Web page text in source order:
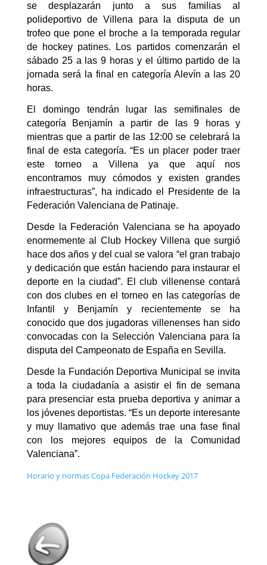
se desplazarán junto a sus familias al
polideportivo de Villena para la disputa de un
trofeo que pone el broche a la temporada regular
de hockey patines. Los partidos comenzarán el
sábado 25 a las 9 horas y el último partido de la
jornada será la final en categoría Alevín a las 20
horas.
El domingo tendrán lugar las semifinales de
categoría Benjamín a partir de las 9 horas y
mientras que a partir de las 12:00 se celebrará la
final de esta categoría. “Es un placer poder traer
este torneo a Villena ya que aquí nos
encontramos muy cómodos y existen grandes
infraestructuras”, ha indicado el Presidente de la
Federación Valenciana de Patinaje.
Desde la Federación Valenciana se ha apoyado
enormemente al Club Hockey Villena que surgió
hace dos años y del cual se valora “el gran trabajo
y dedicación que están haciendo para instaurar el
deporte en la ciudad”. El club villenense contará
con dos clubes en el torneo en las categorías de
Infantil y Benjamín y recientemente se ha
conocido que dos jugadoras villenenses han sido
convocadas con la Selección Valenciana para la
disputa del Campeonato de España en Sevilla.
Desde la Fundación Deportiva Municipal se invita
a toda la ciudadanía a asistir el fin de semana
para presenciar esta prueba deportiva y animar a
los jóvenes deportistas. “Es un deporte interesante
y muy llamativo que además trae una fase final
con los mejores equipos de la Comunidad
Valenciana”.
Horario y normas Copa Federación Hockey 2017